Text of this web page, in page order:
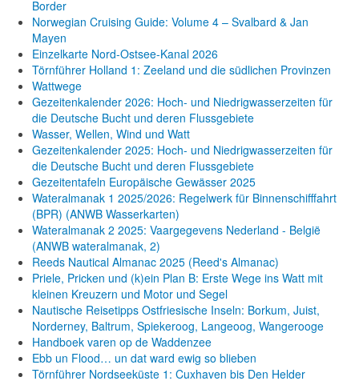
Border
Norwegian Cruising Guide: Volume 4 – Svalbard & Jan
Mayen
Einzelkarte Nord-Ostsee-Kanal 2026
Törnführer Holland 1: Zeeland und die südlichen Provinzen
Wattwege
Gezeitenkalender 2026: Hoch- und Niedrigwasserzeiten für
die Deutsche Bucht und deren Flussgebiete
Wasser, Wellen, Wind und Watt
Gezeitenkalender 2025: Hoch- und Niedrigwasserzeiten für
die Deutsche Bucht und deren Flussgebiete
Gezeitentafeln Europäische Gewässer 2025
Wateralmanak 1 2025/2026: Regelwerk für Binnenschifffahrt
(BPR) (ANWB Wasserkarten)
Wateralmanak 2 2025: Vaargegevens Nederland - België
(ANWB wateralmanak, 2)
Reeds Nautical Almanac 2025 (Reed's Almanac)
Priele, Pricken und (k)ein Plan B: Erste Wege ins Watt mit
kleinen Kreuzern und Motor und Segel
Nautische Reisetipps Ostfriesische Inseln: Borkum, Juist,
Norderney, Baltrum, Spiekeroog, Langeoog, Wangerooge
Handboek varen op de Waddenzee
Ebb un Flood… un dat ward ewig so blieben
Törnführer Nordseeküste 1: Cuxhaven bis Den Helder